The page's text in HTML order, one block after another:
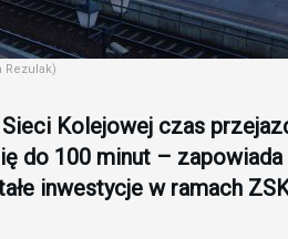
Rezulak)
Kolejowej czas
do 100 minut –
inwestycje w ramach